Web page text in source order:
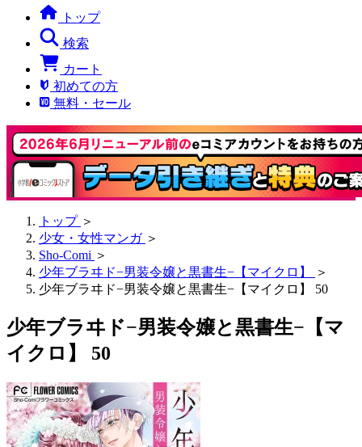
トップ
検索
カート
初めての方
無料・セール
トップ ＞
少女・女性マンガ ＞
Sho-Comi ＞
少年ブラヰド−男装令嬢と黒書生−【マイクロ】
＞
少年ブラヰド−男装令嬢と黒書生−【マイクロ】 50
少年ブラヰド−男装令嬢と黒書生−【マ
イクロ】 50